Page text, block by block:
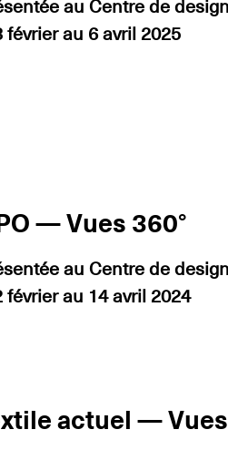
au Centre de
février au 6 avril 2025
— Vues 360°
au Centre de
février au 14 avril 2024
actuel — Vues